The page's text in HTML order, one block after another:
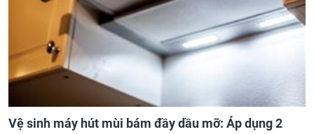
Vệ sinh máy hút mùi bám đầy dầu mỡ: Áp dụng 2